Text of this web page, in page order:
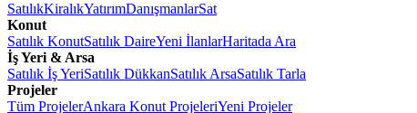
SatılıkKiralıkYatırımDanışmanlarSat
Konut
Satılık KonutSatılık DaireYeni İlanlarHaritada Ara
İş Yeri & Arsa
Satılık İş YeriSatılık DükkanSatılık ArsaSatılık Tarla
Projeler
Tüm ProjelerAnkara Konut ProjeleriYeni Projeler